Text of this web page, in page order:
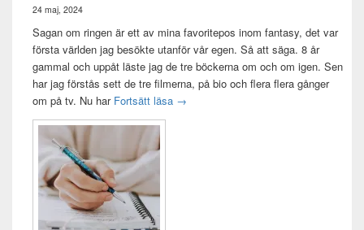
24 maj, 2024
Sagan om ringen är ett av mina favoritepos inom fantasy, det var
första världen jag besökte utanför vår egen. Så att säga. 8 år
gammal och uppåt läste jag de tre böckerna om och om igen. Sen
har jag förstås sett de tre filmerna, på bio och flera flera gånger
om på tv. Nu har Fortsätt läsa Sagan om ringen-maraton
→